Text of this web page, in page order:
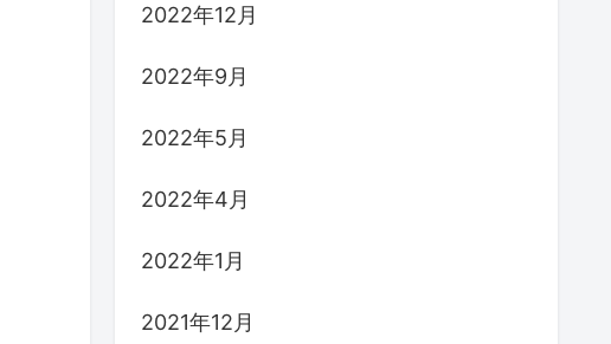
2022年12月
2022年9月
2022年5月
2022年4月
2022年1月
2021年12月